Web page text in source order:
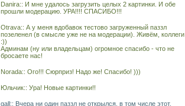
Danira:: И мне удалось загрузить целых 2 картинки. И обе
прошли модерацию. УРА!!!! СПАСИБО!!!
Otrava:: А у меня вдобавок тестово загруженный паззл
позеленел (в смысле уже не на модерации). Живём, коллеги
:))
Админам (ну или владельцам) огромное спасибо - что не
бросаете нас!
Norada:: Ого!!! Сюрприз! Надо же! Спасибо! )))
Юльчик:: Ура! Новые картинки!!
gall:: Вчера ни один паззл не открылся, в том числе этот.